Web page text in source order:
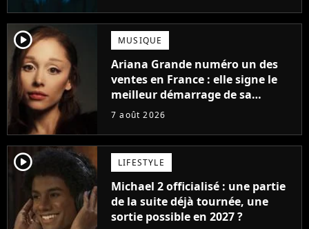
player2 MUSIQUE
Ariana Grande numéro un des
ventes en France : elle signe le
meilleur démarrage de sa
carrière avec son album Petal
7 août 2026
player2 LIFESTYLE
Michael 2 officialisé : une partie
de la suite déjà tournée, une
sortie possible en 2027 ?